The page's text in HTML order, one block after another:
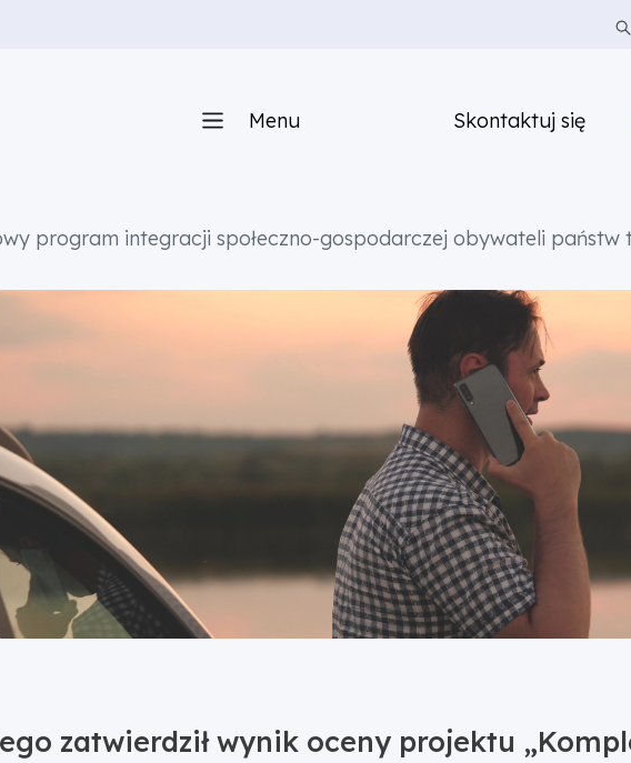
Menu Skontaktuj się
program integracji społeczno-gospodarczej obywateli państw
zatwierdził wynik oceny projektu